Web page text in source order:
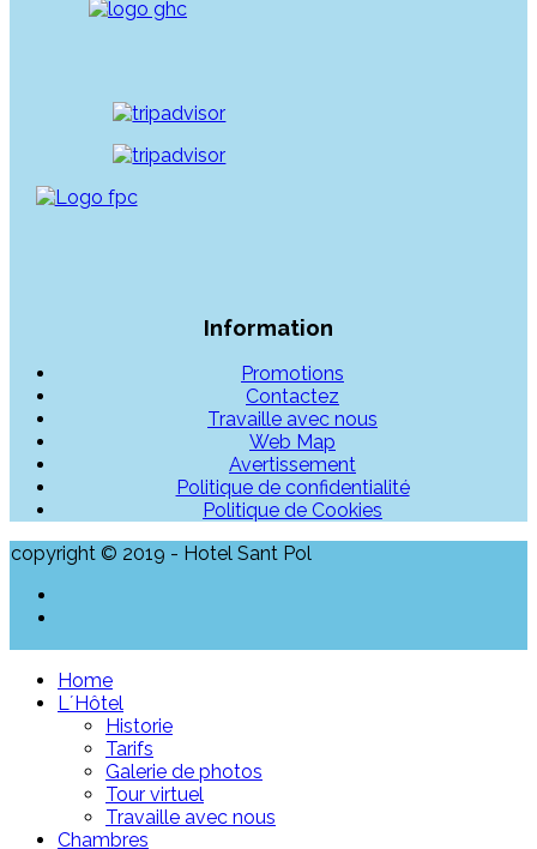
Information
Promotions
Contactez
Travaille avec nous
Web Map
Avertissement
Politique de confidentialité
Politique de Cookies
copyright © 2019 - Hotel Sant Pol
Home
L´Hôtel
Historie
Tarifs
Galerie de photos
Tour virtuel
Travaille avec nous
Chambres